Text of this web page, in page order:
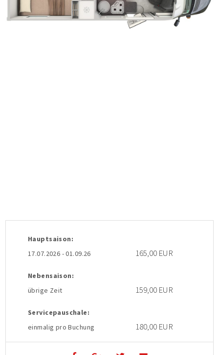
Hauptsaison:
17.07.2026 - 01.09.26
165,00 EUR
Nebensaison:
übrige Zeit
159,00 EUR
Servicepauschale:
einmalig pro Buchung
180,00 EUR